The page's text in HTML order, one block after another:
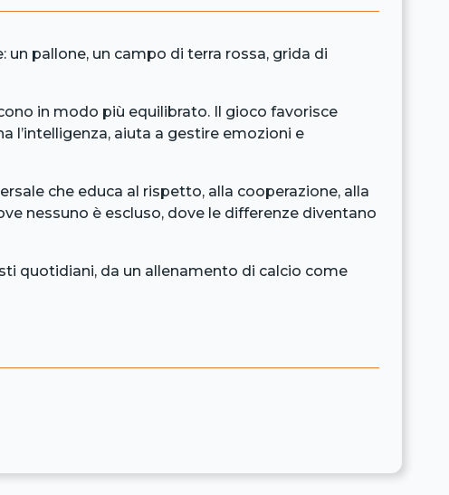
un pallone, un campo di terra rossa, grida di
in modo più equilibrato. Il gioco favorisce
l’intelligenza, aiuta a gestire emozioni e
che educa al rispetto, alla cooperazione, alla
nessuno è escluso, dove le differenze diventano
quotidiani, da un allenamento di calcio come